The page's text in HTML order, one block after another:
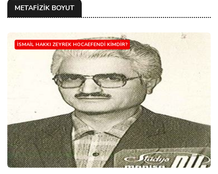
METAFİZİK BOYUT
İSMAIL HAKKI ZEYREK HOCAEFENDI KIMDIR?